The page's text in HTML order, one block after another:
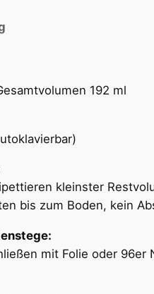
192 ml
kleinster
bis zum Boden, kein
mit Folie oder 96er